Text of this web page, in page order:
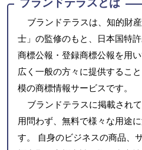
ブランドテラスは、知的財
士」の監修のもと、日本国特
商標公報・登録商標公報を用
広く一般の方々に提供するこ
模の商標情報サービスです。
ブランドテラスに掲載され
用問わず、無料で様々な用途
す。 自身のビジネスの商品、